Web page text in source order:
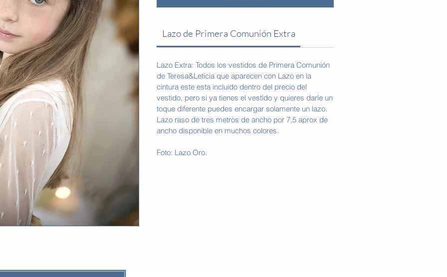
Lazo de Primera Comunión Extra
Lazo Extra: Todos los vestidos de Primera Comunión
de Teresa&Leticia que aparecen con Lazo en la
cintura este esta incluido dentro del precio del
vestido, pero si ya tienes el vestido y quieres darle un
toque diferente puedes encargar solamente un lazo.
Lazo raso de tres metros de ancho por 7,5 aprox de
ancho disponible en muchos colores.
Foto: Lazo Oro.